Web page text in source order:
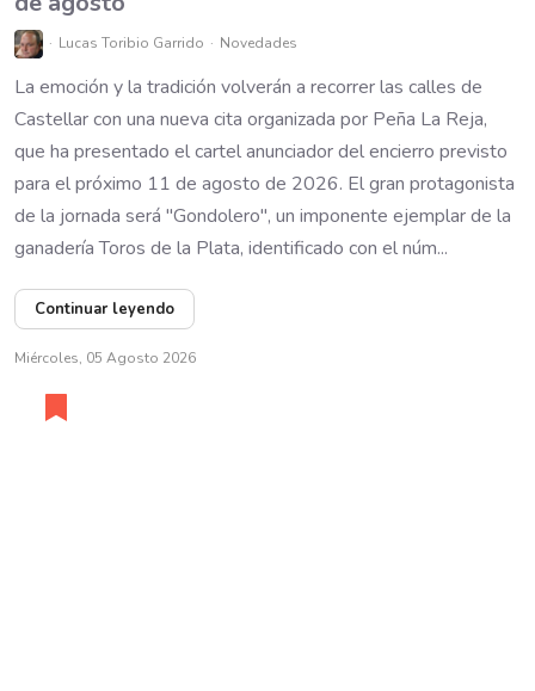
Lucas Toribio Garrido Novedades
La emoción y la tradición volverán a recorrer las calles de
Castellar con una nueva cita organizada por Peña La Reja,
que ha presentado el cartel anunciador del encierro previsto
para el próximo 11 de agosto de 2026. El gran protagonista
de la jornada será "Gondolero", un imponente ejemplar de la
ganadería Toros de la Plata, identificado con el núm...
Continuar leyendo
Miércoles, 05 Agosto 2026